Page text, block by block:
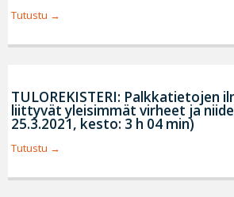
Tutustu
TULOREKISTERI: Palkkatietojen
liittyvät yleisimmät virheet ja
25.3.2021, kesto: 3 h 04 min)
Tutustu